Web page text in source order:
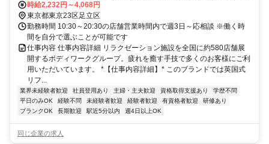
リーライン〕 北千住西口徒歩約1分、東京メトロ日比谷線 北千住西口
徒歩約1分 最寄駅：北千住駅
時給2,232円～4,068円
東京都東京23区足立区
勤務時間 10:30～20:30の店舗営業時間内で週3日～応相談 ※働く時
間を自分で選ぶことが可能です
仕事内容 仕事内容詳細 リラクゼーション施設を全国に約580店舗展
開するボディワークグループ。疲れを癒す手技で多くのお客様にご利
用いただいています。 *【仕事内容詳細】* このブランドでは英国式
リフ...
業界未経験者歓迎 社員登用あり 主婦・主夫歓迎 資格取得支援あり
学歴不問
平日のみOK
経験不問 未経験者歓迎 経験者歓迎 有資格者歓迎
研修あり
ブランクOK
長期歓迎 駅近5分以内 週4日以上OK
同じ企業の求人